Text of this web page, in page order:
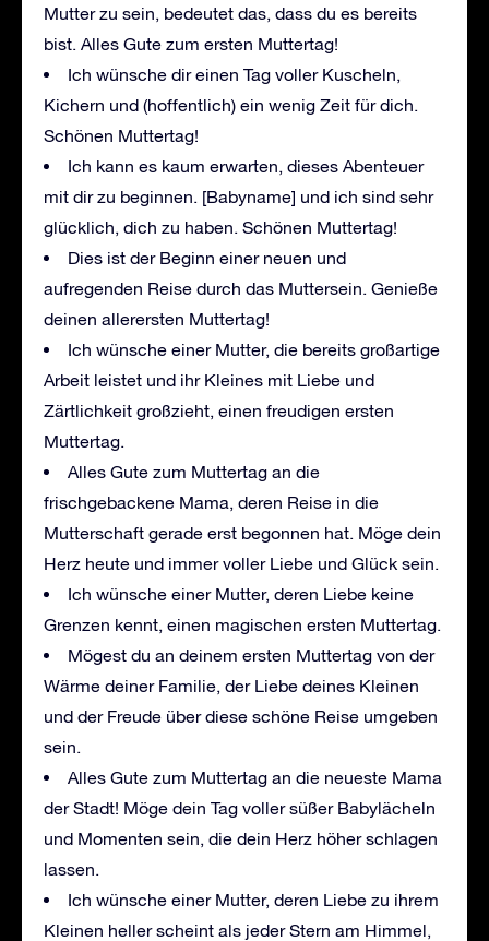
Mutter zu sein, bedeutet das, dass du es bereits
bist. Alles Gute zum ersten Muttertag!
Ich wünsche dir einen Tag voller Kuscheln,
Kichern und (hoffentlich) ein wenig Zeit für dich.
Schönen Muttertag!
Ich kann es kaum erwarten, dieses Abenteuer
mit dir zu beginnen. [Babyname] und ich sind sehr
glücklich, dich zu haben. Schönen Muttertag!
Dies ist der Beginn einer neuen und
aufregenden Reise durch das Muttersein. Genieße
deinen allerersten Muttertag!
Ich wünsche einer Mutter, die bereits großartige
Arbeit leistet und ihr Kleines mit Liebe und
Zärtlichkeit großzieht, einen freudigen ersten
Muttertag.
Alles Gute zum Muttertag an die
frischgebackene Mama, deren Reise in die
Mutterschaft gerade erst begonnen hat. Möge dein
Herz heute und immer voller Liebe und Glück sein.
Ich wünsche einer Mutter, deren Liebe keine
Grenzen kennt, einen magischen ersten Muttertag.
Mögest du an deinem ersten Muttertag von der
Wärme deiner Familie, der Liebe deines Kleinen
und der Freude über diese schöne Reise umgeben
sein.
Alles Gute zum Muttertag an die neueste Mama
der Stadt! Möge dein Tag voller süßer Babylächeln
und Momenten sein, die dein Herz höher schlagen
lassen.
Ich wünsche einer Mutter, deren Liebe zu ihrem
Kleinen heller scheint als jeder Stern am Himmel,